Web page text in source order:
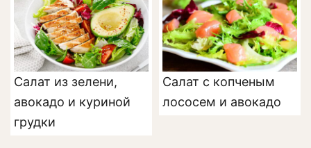
Салат из зелени,
авокадо и куриной
грудки
Салат с копченым
лососем и авокадо